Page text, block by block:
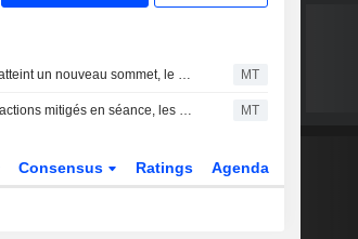
Le Dow Jones atteint un nouveau sommet, le S&P 500 reflue alors que les traders attendent un accord sur Ormuz MT
Les marchés d'actions mitigés en séance, les États-Unis proches d'un accord sur Ormuz MT
Consensus Ratings Agenda